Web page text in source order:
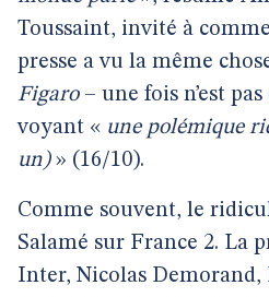
Toussaint, invité à
presse a vu la même
Figaro– une fois n’est
voyant « une polémique
un)» (16/10).
Comme souvent, le
Salamé sur France 2. La
Inter, Nicolas